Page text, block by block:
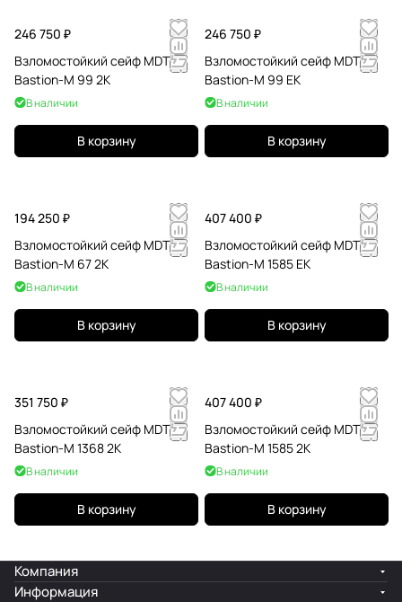
246 750 ₽
Взломостойкий сейф MDTB
Bastion-M 99 2K
В наличии
В корзину
246 750 ₽
Взломостойкий сейф MDTB
Bastion-M 99 EK
В наличии
В корзину
194 250 ₽
Взломостойкий сейф MDTB
Bastion-M 67 2K
В наличии
В корзину
407 400 ₽
Взломостойкий сейф MDTB
Bastion-M 1585 EK
В наличии
В корзину
351 750 ₽
Взломостойкий сейф MDTB
Bastion-M 1368 2K
В наличии
В корзину
407 400 ₽
Взломостойкий сейф MDTB
Bastion-M 1585 2K
В наличии
В корзину
Компания
Информация